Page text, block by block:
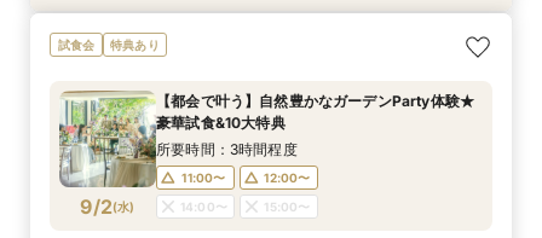
8/30(日)
【ガーデン挙式希望の方】都心で叶う海外ウエ
ディング体感×試食
8:45〜
9:00〜
14:30〜
14:45〜
18:00〜
8/30(日)
初見学でも安心◎「即決なし」アップ額が少ない
新プラン×試食付
8:45〜
9:00〜
14:30〜
14:45〜
18:00〜
8/30(日)
【料理ランクUP特典付】シェフ渾身和牛コース
試食×料理演出体験
8:45〜
9:00〜
14:30〜
14:45〜
18:00〜
8/30(日)
≪大好評！ペットとの結婚式≫ペットも安心まる
ごと相談*特典付
8:45〜
9:00〜
14:30〜
14:45〜
18:00〜
試食会 特典あり
9/2(水)
【都会で叶う】自然豊かなガーデンParty体験★
豪華試食&10大特典
所要時間：3時間程度
11:00〜
12:00〜
14:00〜
15:00〜